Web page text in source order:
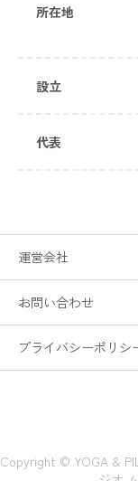
所在地
設立
代表
運営会社
お問い合わせ
プライバシーポリシ
Copyright © YOGA &